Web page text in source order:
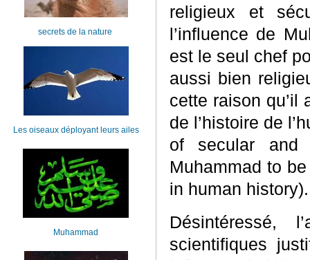
religieux et
l’influence de
est le seul chef
aussi bien
cette raison qu’il
de l’histoire de
of secular and
Muhammad to
in human history).
scientifiques
secrets de la nature
Les oiseaux déployant leurs ailes
Muhammad